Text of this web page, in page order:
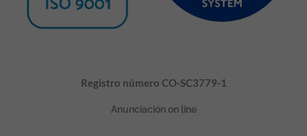
Registro número CO-SC3779-1
Anunciación on line